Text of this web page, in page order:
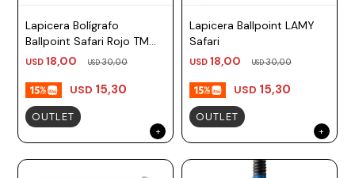
Lapicera Bolígrafo
Ballpoint Safari Rojo TM
negro, azul Lamy
USD 18,00 USD30,00
USD 15,30
OUTLET
Lapicera Ballpoint LAMY
Safari
USD 18,00 USD30,00
USD 15,30
OUTLET